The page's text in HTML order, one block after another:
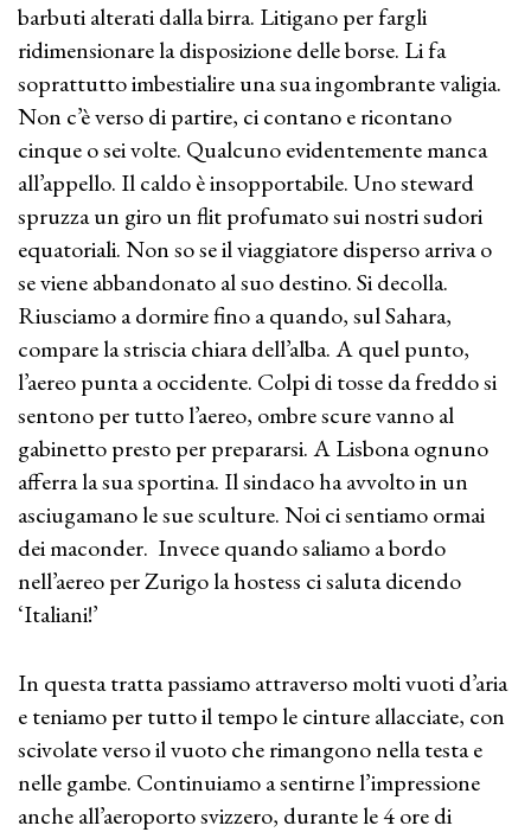
barbuti alterati dalla birra. Litigano per fargli
ridimensionare la disposizione delle borse. Li fa
soprattutto imbestialire una sua ingombrante valigia.
Non c’è verso di partire, ci contano e ricontano
cinque o sei volte. Qualcuno evidentemente manca
all’appello. Il caldo è insopportabile. Uno steward
spruzza un giro un flit profumato sui nostri sudori
equatoriali. Non so se il viaggiatore disperso arriva o
se viene abbandonato al suo destino. Si decolla.
Riusciamo a dormire fino a quando, sul Sahara,
compare la striscia chiara dell’alba. A quel punto,
l’aereo punta a occidente. Colpi di tosse da freddo si
sentono per tutto l’aereo, ombre scure vanno al
gabinetto presto per prepararsi. A Lisbona ognuno
afferra la sua sportina. Il sindaco ha avvolto in un
asciugamano le sue sculture. Noi ci sentiamo ormai
dei maconder. Invece quando saliamo a bordo
nell’aereo per Zurigo la hostess ci saluta dicendo
‘Italiani!’
In questa tratta passiamo attraverso molti vuoti d’aria
e teniamo per tutto il tempo le cinture allacciate, con
scivolate verso il vuoto che rimangono nella testa e
nelle gambe. Continuiamo a sentirne l’impressione
anche all’aeroporto svizzero, durante le 4 ore di